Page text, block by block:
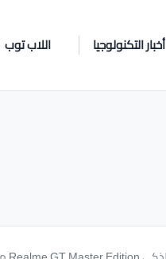
أخبار التكنولوجيا اللاب توب